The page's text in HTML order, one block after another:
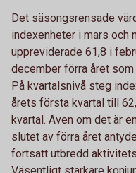
Det säsongsrensade
indexenheter i mars och
uppreviderade 61,8 i
december förra året
På kvartalsnivå steg
årets första kvartal till
kvartal. Även om det är
slutet av förra året
fortsatt utbredd